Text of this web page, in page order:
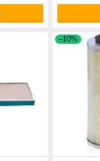
–10%